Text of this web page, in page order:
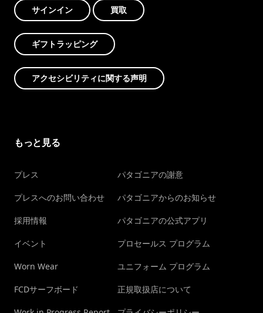
サインイン 買取
ギフトラッピング
アクセシビリティに関する声明
もっと見る
プレス
プレスへのお問い合わせ
採用情報
イベント
Worn Wear
FCDサーフボード
パタゴニアの謝意
パタゴニアからのお知らせ
パタゴニアの公式アプリ
プロセールス プログラム
ユニフォーム プログラム
正規取扱店について